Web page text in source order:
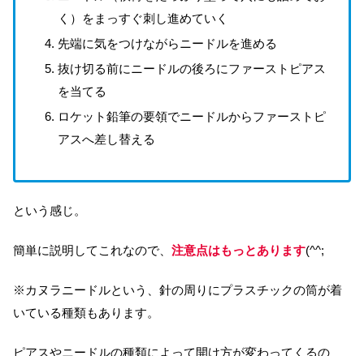
く）をまっすぐ刺し進めていく
先端に気をつけながらニードルを進める
抜け切る前にニードルの後ろにファーストピアス
を当てる
ロケット鉛筆の要領でニードルからファーストピ
アスへ差し替える
という感じ。
簡単に説明してこれなので、 注意点はもっとあります(^^;
※カヌラニードルという、針の周りにプラスチックの筒が着
いている種類もあります。
ピアスやニードルの種類によって開け方が変わってくるの